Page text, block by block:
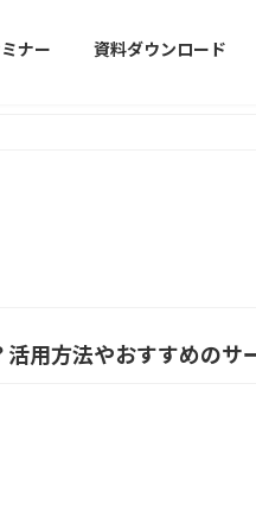
ナー 資料ダウンロード
用方法やおすすめのサ